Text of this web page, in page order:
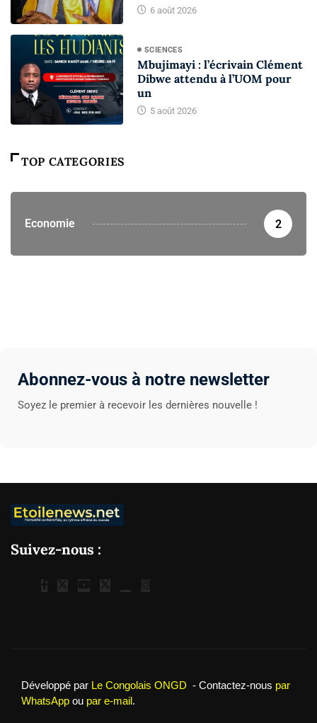
6 août 2026
SCIENCES
Mbujimayi : l’écrivain Clément
Dibwe attendu à l’UOM pour
un
5 août 2026
TOP CATEGORIES
Economie 2
Abonnez-vous à notre newsletter
Soyez le premier à recevoir les dernières nouvelle !
Suivez-nous :
Développé par Le Congolais ONGD - Contactez-nous par
WhatsApp ou par e-mail.